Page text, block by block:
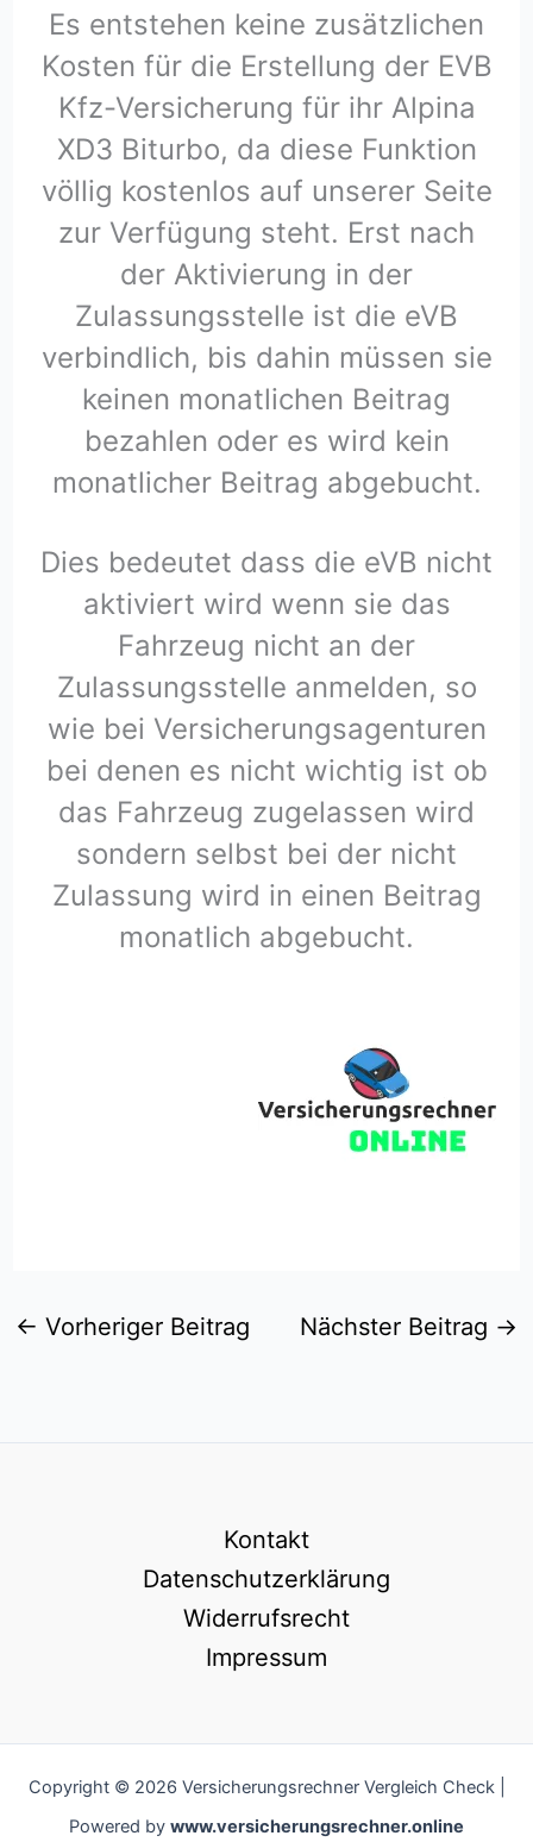
Es entstehen keine zusätzlichen
Kosten für die Erstellung der EVB
Kfz-Versicherung für ihr Alpina
XD3 Biturbo, da diese Funktion
völlig kostenlos auf unserer Seite
zur Verfügung steht. Erst nach
der Aktivierung in der
Zulassungsstelle ist die eVB
verbindlich, bis dahin müssen sie
keinen monatlichen Beitrag
bezahlen oder es wird kein
monatlicher Beitrag abgebucht.
Dies bedeutet dass die eVB nicht
aktiviert wird wenn sie das
Fahrzeug nicht an der
Zulassungsstelle anmelden, so
wie bei Versicherungsagenturen
bei denen es nicht wichtig ist ob
das Fahrzeug zugelassen wird
sondern selbst bei der nicht
Zulassung wird in einen Beitrag
monatlich abgebucht.
← Vorheriger Beitrag Nächster Beitrag →
Kontakt
Datenschutzerklärung
Widerrufsrecht
Impressum
Copyright © 2026 Versicherungsrechner Vergleich Check |
Powered by www.versicherungsrechner.online